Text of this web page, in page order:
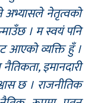
अभ्यासले नेतृत्वको
। म स्वयं पनि
आएको व्यक्ति हुँ ।
इमानदारी
छ । राजनीतिक